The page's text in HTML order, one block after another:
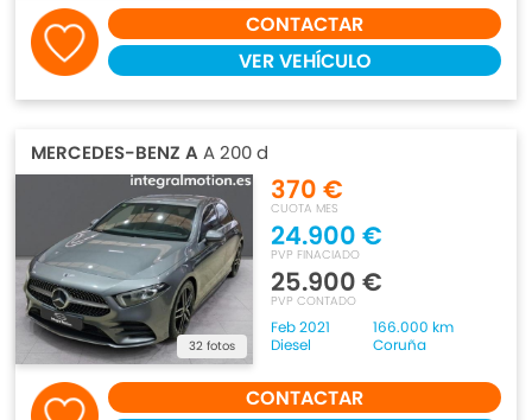
CONTACTAR
VER VEHÍCULO
MERCEDES-BENZ AA 200 d
32 fotos
370 €
CUOTA MES
24.900 €
PVP FINACIADO
25.900 €
PVP CONTADO
Feb 2021
166.000 km
Diesel
Coruña
CONTACTAR